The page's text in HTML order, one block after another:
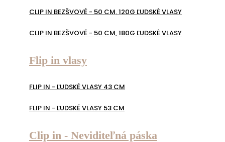
CLIP IN BEZŠVOVÉ - 50 CM, 120G ĽUDSKÉ VLASY
CLIP IN BEZŠVOVÉ - 50 CM, 180G ĽUDSKÉ VLASY
Flip in vlasy
FLIP IN - ĽUDSKÉ VLASY 43 CM
FLIP IN - ĽUDSKÉ VLASY 53 CM
Clip in - Neviditeľná páska